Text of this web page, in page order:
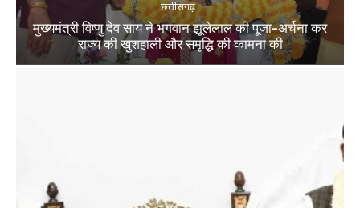
छत्तीसगढ़
मुख्यमंत्री विष्णु देव साय ने भगवान झूलेलाल की पूजा-अर्चना कर
राज्य की खुशहाली और समृद्धि की कामना की